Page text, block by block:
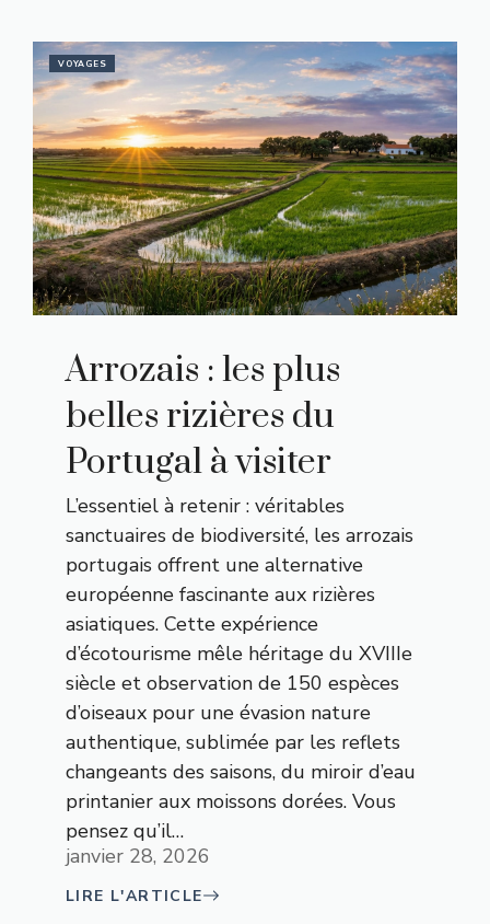
VOYAGES
Arrozais : les plus
belles rizières du
Portugal à visiter
L’essentiel à retenir : véritables
sanctuaires de biodiversité, les arrozais
portugais offrent une alternative
européenne fascinante aux rizières
asiatiques. Cette expérience
d’écotourisme mêle héritage du XVIIIe
siècle et observation de 150 espèces
d’oiseaux pour une évasion nature
authentique, sublimée par les reflets
changeants des saisons, du miroir d’eau
printanier aux moissons dorées. Vous
pensez qu’il…
janvier 28, 2026
LIRE L'ARTICLE